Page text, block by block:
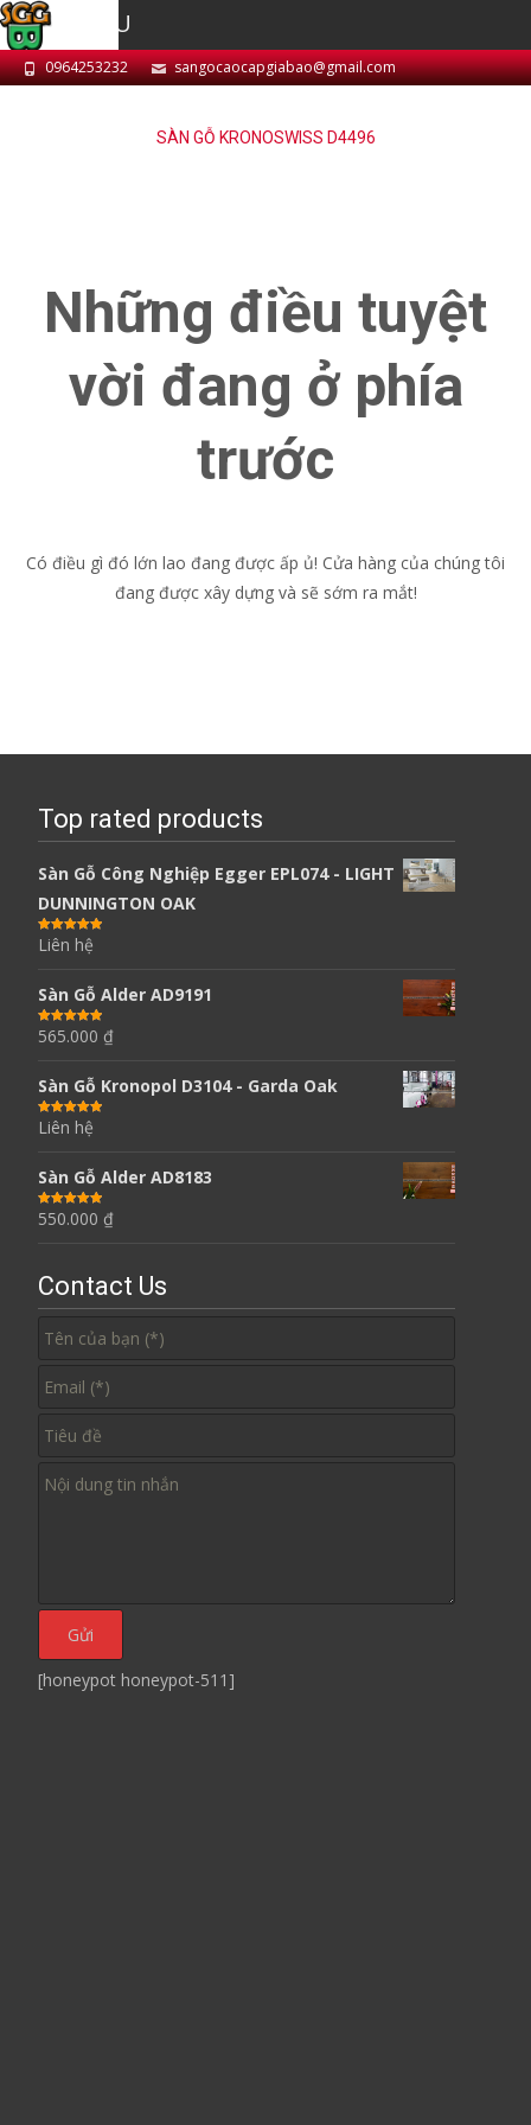
0964253232 sangocaocapgiabao@gmail.com
SÀN GỖ KRONOSWISS D4496
Những điều tuyệt
vời đang ở phía
trước
Có điều gì đó lớn lao đang được ấp ủ! Cửa hàng của chúng tôi
đang được xây dựng và sẽ sớm ra mắt!
Top rated products
Sàn Gỗ Công Nghiệp Egger EPL074 - LIGHT
DUNNINGTON OAK
Được xếp
hạng 5.00 5
Liên hệ
Sàn Gỗ Alder AD9191
Được xếp
hạng5.005
565.000 ₫
Sàn Gỗ Kronopol D3104 - Garda Oak
Được xếp
hạng 5.00 5
Liên hệ
Sàn Gỗ Alder AD8183
Được xếp
hạng5.005
550.000 ₫
Contact Us
[honeypot honeypot-511]
MENU